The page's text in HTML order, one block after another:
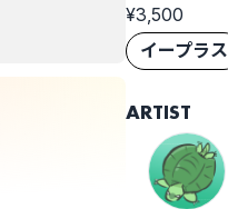
¥3,500
イープラス
ARTIST